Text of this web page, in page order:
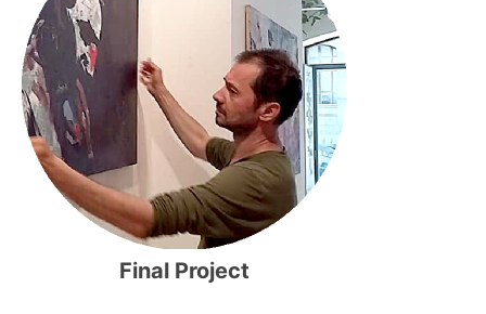
Final Project